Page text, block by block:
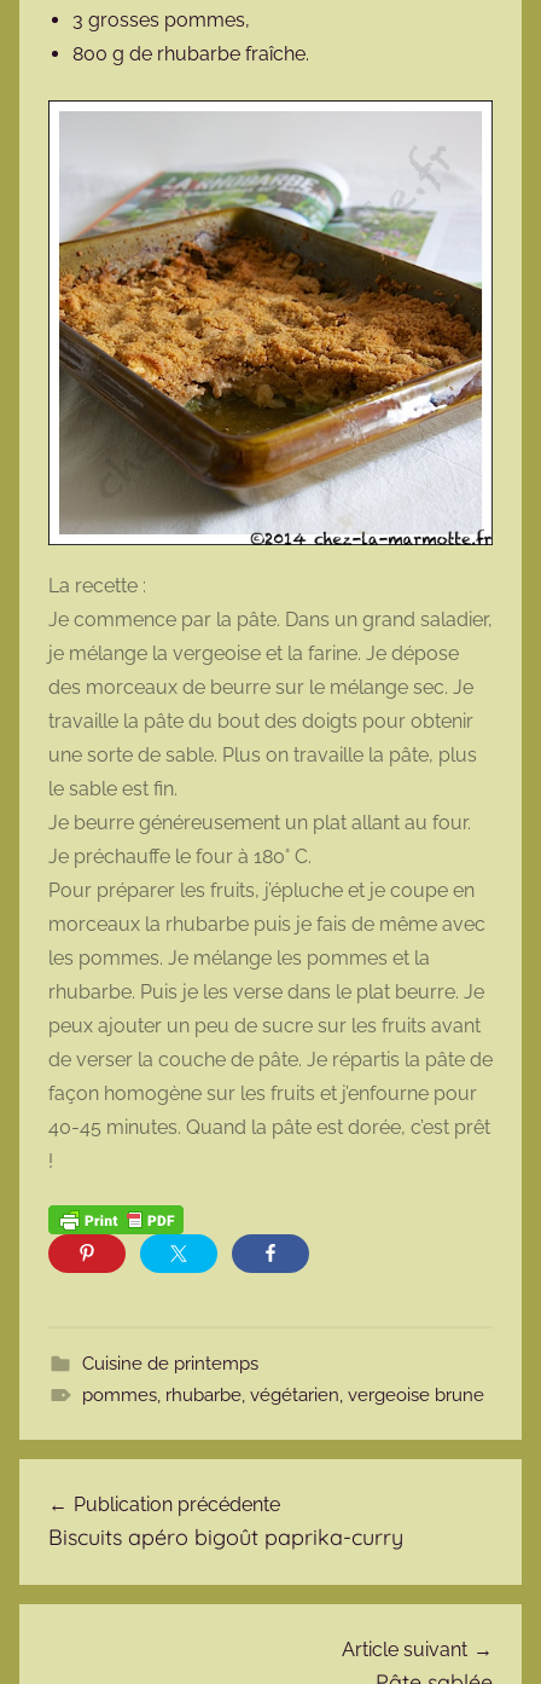
3 grosses pommes,
800 g de rhubarbe fraîche.
La recette :
Je commence par la pâte. Dans un grand saladier,
je mélange la vergeoise et la farine. Je dépose
des morceaux de beurre sur le mélange sec. Je
travaille la pâte du bout des doigts pour obtenir
une sorte de sable. Plus on travaille la pâte, plus
le sable est fin.
Je beurre généreusement un plat allant au four.
Je préchauffe le four à 180° C.
Pour préparer les fruits, j’épluche et je coupe en
morceaux la rhubarbe puis je fais de même avec
les pommes. Je mélange les pommes et la
rhubarbe. Puis je les verse dans le plat beurre. Je
peux ajouter un peu de sucre sur les fruits avant
de verser la couche de pâte. Je répartis la pâte de
façon homogène sur les fruits et j’enfourne pour
40-45 minutes. Quand la pâte est dorée, c’est prêt
!
Cuisine de printemps
pommes, rhubarbe, végétarien, vergeoise brune
Publication précédente
Biscuits apéro bigoût paprika-curry
Article suivant